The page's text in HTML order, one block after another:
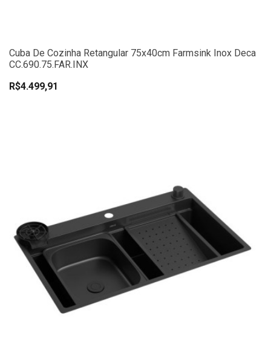
Cuba De Cozinha Retangular 75x40cm Farmsink Inox Deca
CC.690.75.FAR.INX
R$4.499,91